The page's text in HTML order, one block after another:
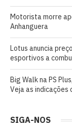
Motorista morre
Anhanguera
Lotus anuncia
esportivos a
Big Walk na PS
Veja as indicações
SIGA-NOS